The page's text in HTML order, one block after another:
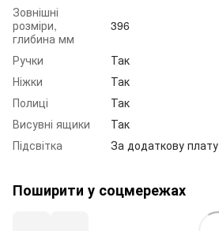
Зовнішні
розміри,
глибина мм
396
Ручки
Так
Ніжки
Так
Полиці
Так
Висувні ящики
Так
Підсвітка
За додаткову плату
Поширити у соцмережах